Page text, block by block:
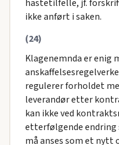
hastetilfelle, jf.
ikke anført i saken.
(24)
Klagenemnda er enig
regulerer forholdet
leverandør etter
kan ikke ved
etterfølgende
må anses som et nytt